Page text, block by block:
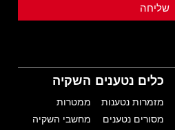
כלים נטענים
מזמרות נטענות
מסורים נטענים
השקיה
ממטרות
מחשבי השקיה